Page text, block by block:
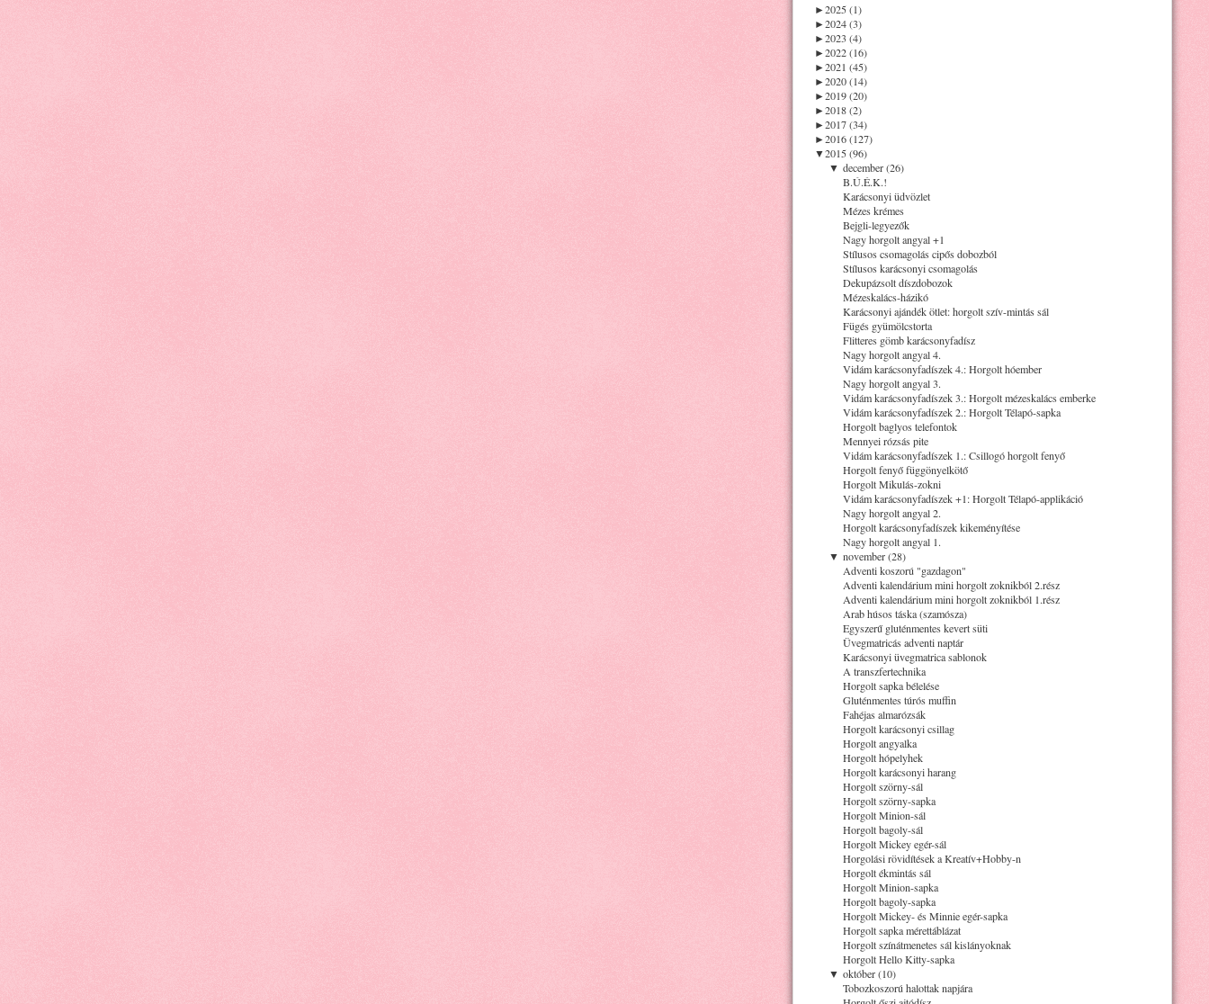
►2025 (1)
►2024 (3)
►2023 (4)
►2022 (16)
►2021 (45)
►2020 (14)
►2019 (20)
►2018 (2)
►2017 (34)
►2016 (127)
▼2015 (96)
▼ december (26)
B.Ú.É.K.!
Karácsonyi üdvözlet
Mézes krémes
Bejgli-legyezők
Nagy horgolt angyal +1
Stílusos csomagolás cipős dobozból
Stílusos karácsonyi csomagolás
Dekupázsolt díszdobozok
Mézeskalács-házikó
Karácsonyi ajándék ötlet: horgolt szív-mintás sál
Fügés gyümölcstorta
Flitteres gömb karácsonyfadísz
Nagy horgolt angyal 4.
Vidám karácsonyfadíszek 4.: Horgolt hóember
Nagy horgolt angyal 3.
Vidám karácsonyfadíszek 3.: Horgolt mézeskalács emberke
Vidám karácsonyfadíszek 2.: Horgolt Télapó-sapka
Horgolt baglyos telefontok
Mennyei rózsás pite
Vidám karácsonyfadíszek 1.: Csillogó horgolt fenyő
Horgolt fenyő függönyelkötő
Horgolt Mikulás-zokni
Vidám karácsonyfadíszek +1: Horgolt Télapó-applikáció
Nagy horgolt angyal 2.
Horgolt karácsonyfadíszek kikeményítése
Nagy horgolt angyal 1.
▼ november (28)
Adventi koszorú "gazdagon"
Adventi kalendárium mini horgolt zoknikból 2.rész
Adventi kalendárium mini horgolt zoknikból 1.rész
Arab húsos táska (szamósza)
Egyszerű gluténmentes kevert süti
Üvegmatricás adventi naptár
Karácsonyi üvegmatrica sablonok
A transzfertechnika
Horgolt sapka bélelése
Gluténmentes túrós muffin
Fahéjas almarózsák
Horgolt karácsonyi csillag
Horgolt angyalka
Horgolt hópelyhek
Horgolt karácsonyi harang
Horgolt szörny-sál
Horgolt szörny-sapka
Horgolt Minion-sál
Horgolt bagoly-sál
Horgolt Mickey egér-sál
Horgolási rövidítések a Kreatív+Hobby-n
Horgolt ékmintás sál
Horgolt Minion-sapka
Horgolt bagoly-sapka
Horgolt Mickey- és Minnie egér-sapka
Horgolt sapka mérettáblázat
Horgolt színátmenetes sál kislányoknak
Horgolt Hello Kitty-sapka
▼ október (10)
Tobozkoszorú halottak napjára